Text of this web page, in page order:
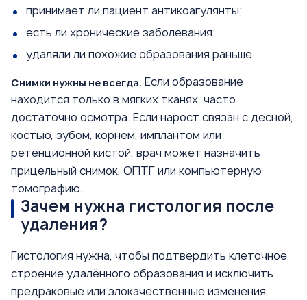
принимает ли пациент антикоагулянты;
есть ли хронические заболевания;
удаляли ли похожие образования раньше.
Снимки нужны не всегда. Если образование
находится только в мягких тканях, часто
достаточно осмотра. Если нарост связан с десной,
костью, зубом, корнем, имплантом или
ретенционной кистой, врач может назначить
прицельный снимок, ОПТГ или компьютерную
томографию.
Зачем нужна гистология после
удаления?
Гистология нужна, чтобы подтвердить клеточное
строение удалённого образования и исключить
предраковые или злокачественные изменения.